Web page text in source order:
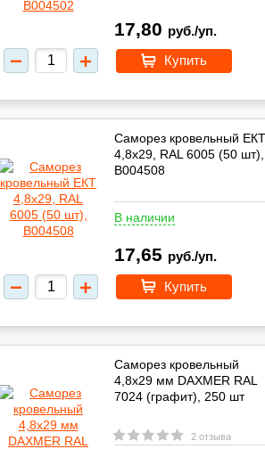
17,80 руб./уп.
Купить
Саморез кровельный ЕКТ
4,8х29, RAL 6005 (50 шт),
B004508
В наличии
17,65 руб./уп.
Купить
Саморез кровельный
4,8х29 мм DAXMER RAL
7024 (графит), 250 шт
2 отзыва